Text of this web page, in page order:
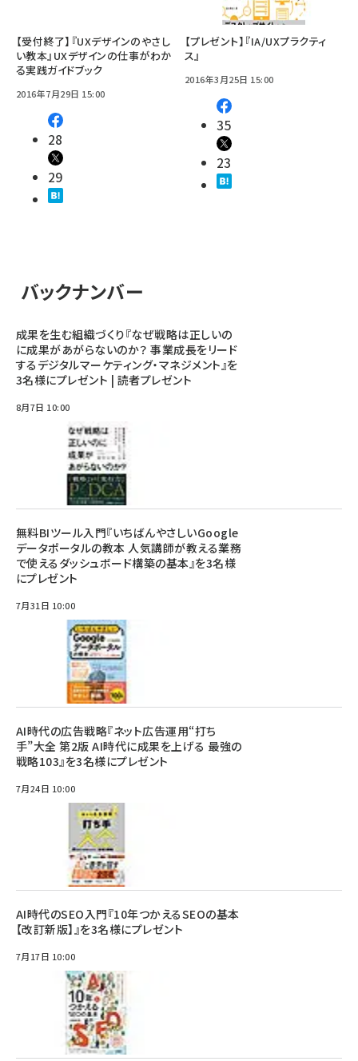
【受付終了】『UXデザインのやさし
い教本』UXデザインの仕事がわか
る実践ガイドブック
2016年7月29日 15:00
28
29
【プレゼント】『IA/UXプラクティ
ス』
2016年3月25日 15:00
35
23
バックナンバー
成果を生む組織づくり『なぜ戦略は正しいの
に成果があがらないのか？ 事業成長をリード
するデジタルマーケティング・マネジメント』を
3名様にプレゼント | 読者プレゼント
8月7日 10:00
無料BIツール入門『いちばんやさしいGoogle
データポータルの教本 人気講師が教える業務
で使えるダッシュボード構築の基本』を3名様
にプレゼント
7月31日 10:00
AI時代の広告戦略『ネット広告運用“打ち
手”大全 第2版 AI時代に成果を上げる 最強の
戦略103』を3名様にプレゼント
7月24日 10:00
AI時代のSEO入門『10年つかえるSEOの基本
【改訂新版】』を3名様にプレゼント
7月17日 10:00